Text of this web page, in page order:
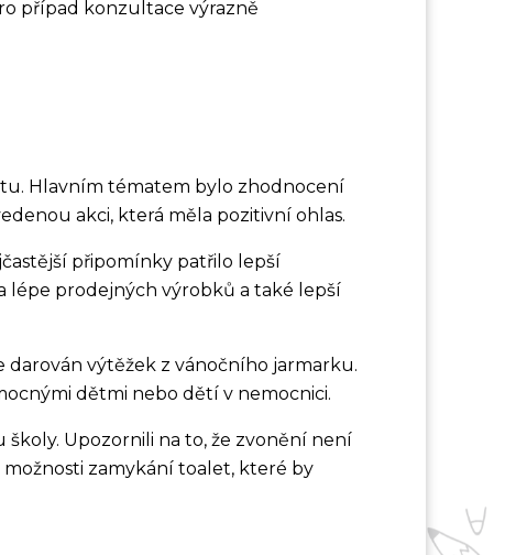
případ konzultace výrazně
Hlavním tématem bylo zhodnocení
akci, která měla pozitivní ohlas.
připomínky patřilo lepší
lépe prodejných výrobků a také lepší
výtěžek z vánočního jarmarku.
dětmi nebo dětí v nemocnici.
Upozornili na to, že zvonění není
zamykání toalet, které by